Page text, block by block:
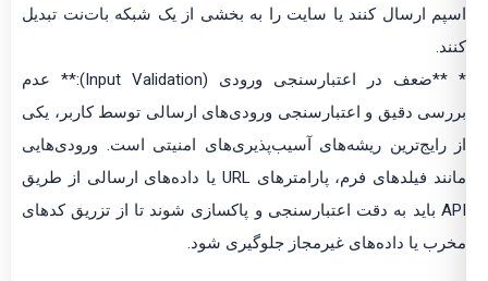
اسپم ارسال کنند یا سایت را به بخشی از یک شبکه بات‌نت تبدیل
کنند.
* **ضعف در اعتبارسنجی ورودی (Input Validation):** عدم
بررسی دقیق و اعتبارسنجی ورودی‌های ارسالی توسط کاربر، یکی
از رایج‌ترین ریشه‌های آسیب‌پذیری‌های امنیتی است. ورودی‌هایی
مانند فیلدهای فرم، پارامترهای URL یا داده‌های ارسالی از طریق
API باید به دقت اعتبارسنجی و پاکسازی شوند تا از تزریق کدهای
مخرب یا داده‌های غیرمجاز جلوگیری شود.